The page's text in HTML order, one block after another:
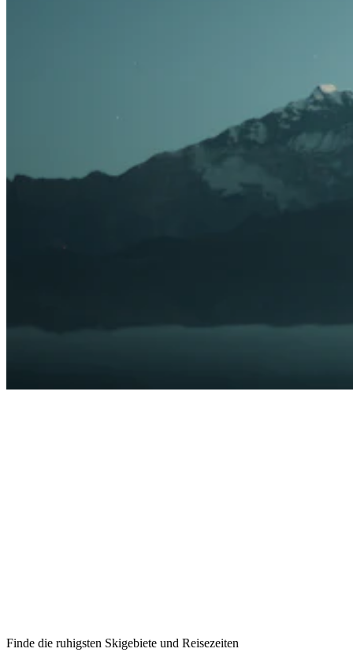
Finde die ruhigsten Skigebiete und Reisezeiten